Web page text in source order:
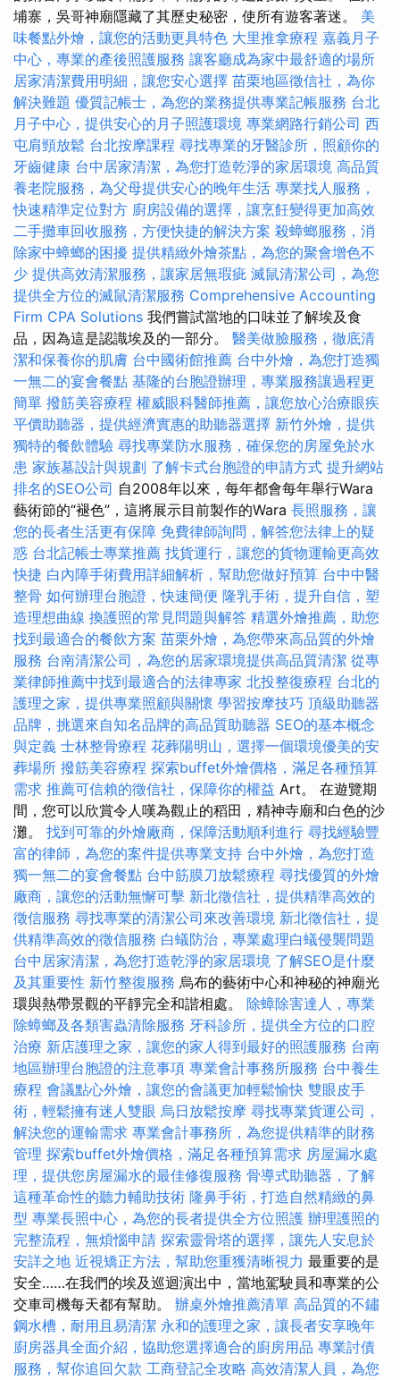
埔寨，吳哥神廟隱藏了其歷史秘密，使所有遊客著迷。 美
味餐點外燴，讓您的活動更具特色 大里推拿療程 嘉義月子
中心，專業的產後照護服務 讓客廳成為家中最舒適的場所
居家清潔費用明細，讓您安心選擇 苗栗地區徵信社，為你
解決難題 優質記帳士，為您的業務提供專業記帳服務 台北
月子中心，提供安心的月子照護環境 專業網路行銷公司 西
屯肩頸放鬆 台北按摩課程 尋找專業的牙醫診所，照顧你的
牙齒健康 台中居家清潔，為您打造乾淨的家居環境 高品質
養老院服務，為父母提供安心的晚年生活 專業找人服務，
快速精準定位對方 廚房設備的選擇，讓烹飪變得更加高效
二手攤車回收服務，方便快捷的解決方案 殺蟑螂服務，消
除家中蟑螂的困擾 提供精緻外燴茶點，為您的聚會增色不
少 提供高效清潔服務，讓家居無瑕疵 滅鼠清潔公司，為您
提供全方位的滅鼠清潔服務 Comprehensive Accounting
Firm CPA Solutions 我們嘗試當地的口味並了解埃及食
品，因為這是認識埃及的一部分。 醫美做臉服務，徹底清
潔和保養你的肌膚 台中國術館推薦 台中外燴，為您打造獨
一無二的宴會餐點 基隆的台胞證辦理，專業服務讓過程更
簡單 撥筋美容療程 權威眼科醫師推薦，讓您放心治療眼疾
平價助聽器，提供經濟實惠的助聽器選擇 新竹外燴，提供
獨特的餐飲體驗 尋找專業防水服務，確保您的房屋免於水
患 家族墓設計與規劃 了解卡式台胞證的申請方式 提升網站
排名的SEO公司 自2008年以來，每年都會每年舉行Wara
藝術節的“褪色”，這將展示目前製作的Wara 長照服務，讓
您的長者生活更有保障 免費律師詢問，解答您法律上的疑
惑 台北記帳士專業推薦 找貨運行，讓您的貨物運輸更高效
快捷 白內障手術費用詳細解析，幫助您做好預算 台中中醫
整骨 如何辦理台胞證，快速簡便 隆乳手術，提升自信，塑
造理想曲線 換護照的常見問題與解答 精選外燴推薦，助您
找到最適合的餐飲方案 苗栗外燴，為您帶來高品質的外燴
服務 台南清潔公司，為您的居家環境提供高品質清潔 從專
業律師推薦中找到最適合的法律專家 北投整復療程 台北的
護理之家，提供專業照顧與關懷 學習按摩技巧 頂級助聽器
品牌，挑選來自知名品牌的高品質助聽器 SEO的基本概念
與定義 士林整骨療程 花葬陽明山，選擇一個環境優美的安
葬場所 撥筋美容療程 探索buffet外燴價格，滿足各種預算
需求 推薦可信賴的徵信社，保障你的權益 Art。 在遊覽期
間，您可以欣賞令人嘆為觀止的稻田，精神寺廟和白色的沙
灘。 找到可靠的外燴廠商，保障活動順利進行 尋找經驗豐
富的律師，為您的案件提供專業支持 台中外燴，為您打造
獨一無二的宴會餐點 台中筋膜刀放鬆療程 尋找優質的外燴
廠商，讓您的活動無懈可擊 新北徵信社，提供精準高效的
徵信服務 尋找專業的清潔公司來改善環境 新北徵信社，提
供精準高效的徵信服務 白蟻防治，專業處理白蟻侵襲問題
台中居家清潔，為您打造乾淨的家居環境 了解SEO是什麼
及其重要性 新竹整復服務 烏布的藝術中心和神秘的神廟光
環與熱帶景觀的平靜完全和諧相處。 除蟑除害達人，專業
除蟑螂及各類害蟲清除服務 牙科診所，提供全方位的口腔
治療 新店護理之家，讓您的家人得到最好的照護服務 台南
地區辦理台胞證的注意事項 專業會計事務所服務 台中養生
療程 會議點心外燴，讓您的會議更加輕鬆愉快 雙眼皮手
術，輕鬆擁有迷人雙眼 烏日放鬆按摩 尋找專業貨運公司，
解決您的運輸需求 專業會計事務所，為您提供精準的財務
管理 探索buffet外燴價格，滿足各種預算需求 房屋漏水處
理，提供您房屋漏水的最佳修復服務 骨導式助聽器，了解
這種革命性的聽力輔助技術 隆鼻手術，打造自然精緻的鼻
型 專業長照中心，為您的長者提供全方位照護 辦理護照的
完整流程，無煩惱申請 探索靈骨塔的選擇，讓先人安息於
安詳之地 近視矯正方法，幫助您重獲清晰視力 最重要的是
安全……在我們的埃及巡迴演出中，當地駕駛員和專業的公
交車司機每天都有幫助。 辦桌外燴推薦清單 高品質的不鏽
鋼水槽，耐用且易清潔 永和的護理之家，讓長者安享晚年
廚房器具全面介紹，協助您選擇適合的廚房用品 專業討債
服務，幫你追回欠款 工商登記全攻略 高效清潔人員，為您